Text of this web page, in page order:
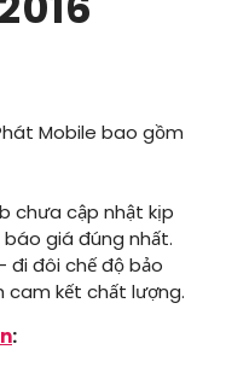
Mobile bao gồm
chưa cập nhật kịp
giá đúng nhất.
đi đôi chế độ bảo
cam kết chất lượng.
: